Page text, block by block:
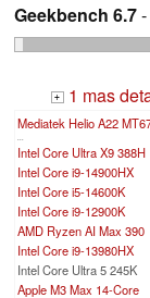
Geekbench 6.7
+ 1 mas
Mediatek Helio A22
...
Intel Core Ultra X9 388H
Intel Core i9-14900HX
Intel Core i5-14600K
Intel Core i9-12900K
AMD Ryzen AI Max 390
Intel Core i9-13980HX
Intel Core Ultra 5 245K
Apple M3 Max 14-Core